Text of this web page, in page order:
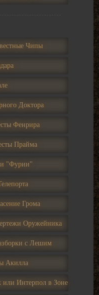
Чипы
Доктора
Фенрира
Прайма
"Фурии"
Грома
Оружейника
с Лешим
Акилла
Интерпол в Зоне